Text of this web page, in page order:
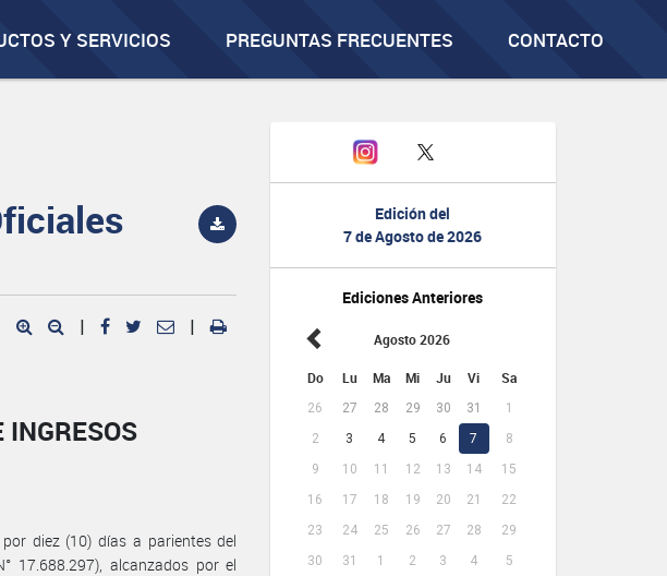
Y SERVICIOS PREGUNTAS FRECUENTES CONTACTO
Edición del
7 de Agosto de 2026
Ediciones Anteriores
Agosto 2026
Do Lu Ma Mi Ju Vi Sa
26 27 28 29 30 31
1
2
3 4 5 6 7
8
9
10 11 12 13 14
15
16
17 18 19 20 21
22
23
24 25 26 27 28
29
30
31 1 2 3 4 5
| |
diez (10) días a parientes del
17.688.297), alcanzados por el